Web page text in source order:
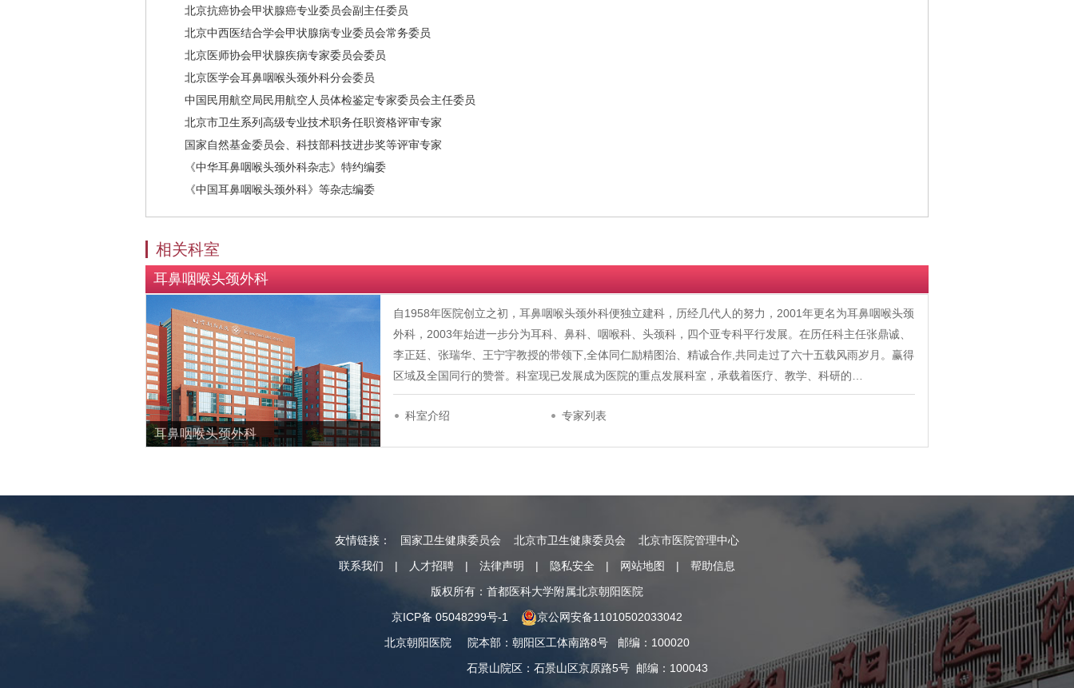
北京抗癌协会甲状腺癌专业委员会副主任委员
北京中西医结合学会甲状腺病专业委员会常务委员
北京医师协会甲状腺疾病专家委员会委员
北京医学会耳鼻咽喉头颈外科分会委员
中国民用航空局民用航空人员体检鉴定专家委员会主任委员
北京市卫生系列高级专业技术职务任职资格评审专家
国家自然基金委员会、科技部科技进步奖等评审专家
《中华耳鼻咽喉头颈外科杂志》特约编委
《中国耳鼻咽喉头颈外科》等杂志编委
相关科室
耳鼻咽喉头颈外科
耳鼻咽喉头颈外科
自1958年医院创立之初，耳鼻咽喉头颈外科便独立建科，历经几代人的努力，2001年更名为耳鼻咽喉头颈
外科，2003年始进一步分为耳科、鼻科、咽喉科、头颈科，四个亚专科平行发展。在历任科主任张鼎诚、
李正廷、张瑞华、王宁宇教授的带领下,全体同仁励精图治、精诚合作,共同走过了六十五载风雨岁月。赢得
区域及全国同行的赞誉。科室现已发展成为医院的重点发展科室，承载着医疗、教学、科研的…
科室介绍 专家列表
友情链接： 国家卫生健康委员会 北京市卫生健康委员会
北京市医院管理中心
联系我们
| 人才招聘 | 法律声明 | 隐私安全 | 网站地图 |
帮助信息
版权所有：首都医科大学附属北京朝阳医院
京ICP备 05048299号-1
京公网安备11010502033042
北京朝阳医院
院本部 ： 朝阳区工体南路8号 邮编：100020
石景山院区 ： 石景山区京原路5号 邮编：100043